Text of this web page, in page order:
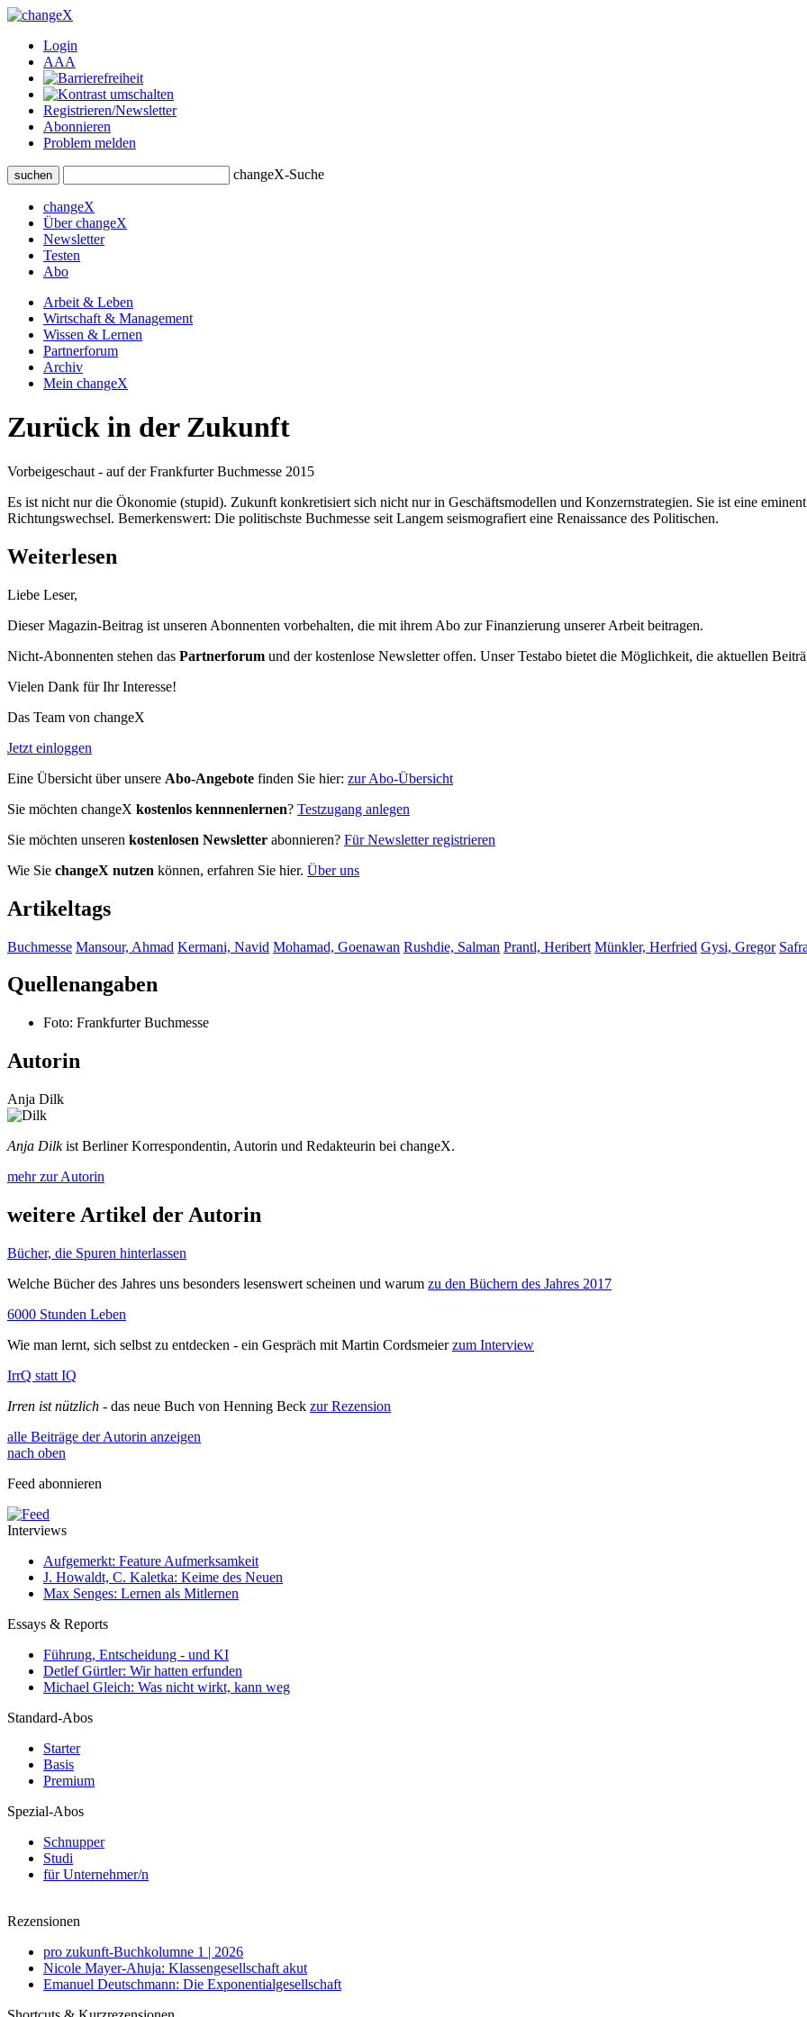
Login
AAA
Registrieren/Newsletter
Abonnieren
Problem melden
suchen changeX-Suche
changeX
Über changeX
Newsletter
Testen
Abo
Arbeit & Leben
Wirtschaft & Management
Wissen & Lernen
Partnerforum
Archiv
Mein changeX
Zurück in der Zukunft
Vorbeigeschaut - auf der Frankfurter Buchmesse 2015
Es ist nicht nur die Ökonomie (stupid). Zukunft konkretisiert sich nicht nur in Geschäftsmodellen und Konzernstrategien. Sie ist eine
Richtungswechsel. Bemerkenswert: Die politischste Buchmesse seit Langem seismografiert eine Renaissance des Politischen.
Weiterlesen
Liebe Leser,
Dieser Magazin-Beitrag ist unseren Abonnenten vorbehalten, die mit ihrem Abo zur Finanzierung unserer Arbeit beitragen.
Nicht-Abonnenten stehen das Partnerforum und der kostenlose Newsletter offen. Unser Testabo bietet die Möglichkeit, die aktuellen
Vielen Dank für Ihr Interesse!
Das Team von changeX
Jetzt einloggen
Eine Übersicht über unsere Abo-Angebote finden Sie hier: zur Abo-Übersicht
Sie möchten changeX kostenlos kennnenlernen? Testzugang anlegen
Sie möchten unseren kostenlosen Newsletter abonnieren? Für Newsletter registrieren
Wie Sie changeX nutzen können, erfahren Sie hier. Über uns
Artikeltags
Buchmesse Mansour, Ahmad Kermani, Navid Mohamad, Goenawan Rushdie, Salman Prantl, Heribert Münkler, Herfried Gysi, Gregor
Quellenangaben
Foto: Frankfurter Buchmesse
Autorin
Anja Dilk
Anja Dilkist Berliner Korrespondentin, Autorin und Redakteurin bei changeX.
mehr zur Autorin
weitere Artikel der Autorin
Bücher, die Spuren hinterlassen
Welche Bücher des Jahres uns besonders lesenswert scheinen und warum zu den Büchern des Jahres 2017
6000 Stunden Leben
Wie man lernt, sich selbst zu entdecken - ein Gespräch mit Martin Cordsmeierzum Interview
IrrQ statt IQ
Irren ist nützlich - das neue Buch von Henning Beck zur Rezension
alle Beiträge der Autorin anzeigen
nach oben
Feed abonnieren
Interviews
Aufgemerkt: Feature Aufmerksamkeit
J. Howaldt, C. Kaletka: Keime des Neuen
Max Senges: Lernen als Mitlernen
Essays & Reports
Führung, Entscheidung - und KI
Detlef Gürtler: Wir hatten erfunden
Michael Gleich: Was nicht wirkt, kann weg
Standard-Abos
Starter
Basis
Premium
Spezial-Abos
Schnupper
Studi
für Unternehmer/n
Rezensionen
pro zukunft-Buchkolumne 1 | 2026
Nicole Mayer-Ahuja: Klassengesellschaft akut
Emanuel Deutschmann: Die Exponentialgesellschaft